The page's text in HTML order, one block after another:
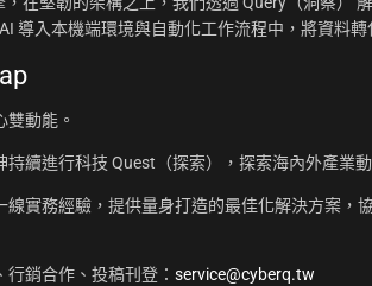
導入本機端環境與自動化工作流程中，將資料
動能。
續進行科技 Quest（探索），探索海內外產業動
實務經驗，提供量身打造的最佳化解決方案，
銷合作、投稿刊登： service@cyberq.tw